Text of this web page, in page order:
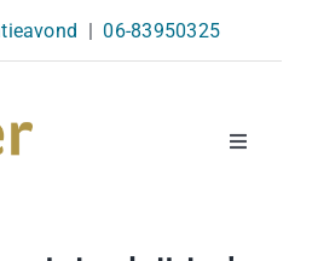
| 06-83950325
Toggle